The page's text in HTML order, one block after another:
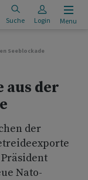
Suche Login Menu
Seeblockade
aus der
der
Nato-